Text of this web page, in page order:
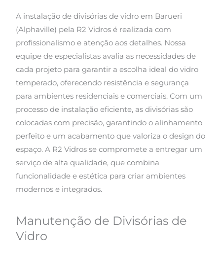
A instalação de divisórias de vidro em Barueri
(Alphaville) pela R2 Vidros é realizada com
profissionalismo e atenção aos detalhes. Nossa
equipe de especialistas avalia as necessidades de
cada projeto para garantir a escolha ideal do vidro
temperado, oferecendo resistência e segurança
para ambientes residenciais e comerciais. Com um
processo de instalação eficiente, as divisórias são
colocadas com precisão, garantindo o alinhamento
perfeito e um acabamento que valoriza o design do
espaço. A R2 Vidros se compromete a entregar um
serviço de alta qualidade, que combina
funcionalidade e estética para criar ambientes
modernos e integrados.
Manutenção de Divisórias de
Vidro